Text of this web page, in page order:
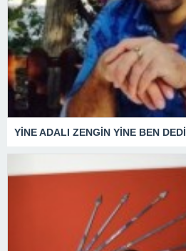
YİNE ADALI ZENGİN YİNE BEN DEDİ